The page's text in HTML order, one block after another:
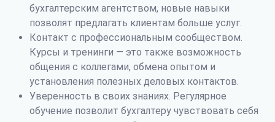
бухгалтерским агентством, новые навыки
позволят предлагать клиентам больше услуг.
Контакт с профессиональным сообществом.
Курсы и тренинги — это также возможность
общения с коллегами, обмена опытом и
установления полезных деловых контактов.
Уверенность в своих знаниях. Регулярное
обучение позволит бухгалтеру чувствовать себя